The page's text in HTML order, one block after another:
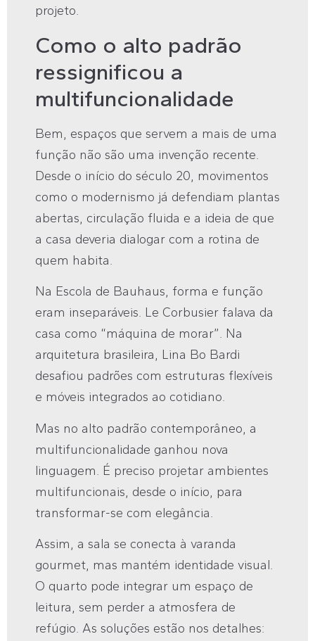
projeto.
Como o alto padrão
ressignificou a
multifuncionalidade
Bem, espaços que servem a mais de uma
função não são uma invenção recente.
Desde o início do século 20, movimentos
como o modernismo já defendiam plantas
abertas, circulação fluida e a ideia de que
a casa deveria dialogar com a rotina de
quem habita.
Na Escola de Bauhaus, forma e função
eram inseparáveis. Le Corbusier falava da
casa como “máquina de morar”. Na
arquitetura brasileira, Lina Bo Bardi
desafiou padrões com estruturas flexíveis
e móveis integrados ao cotidiano.
Mas no alto padrão contemporâneo, a
multifuncionalidade ganhou nova
linguagem. É preciso projetar ambientes
multifuncionais, desde o início, para
transformar-se com elegância.
Assim, a sala se conecta à varanda
gourmet, mas mantém identidade visual.
O quarto pode integrar um espaço de
leitura, sem perder a atmosfera de
refúgio. As soluções estão nos detalhes: